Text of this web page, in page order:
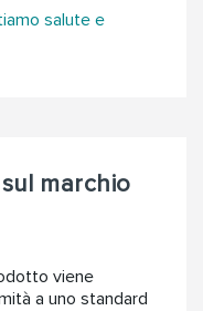
salute e
marchio
viene
a uno standard